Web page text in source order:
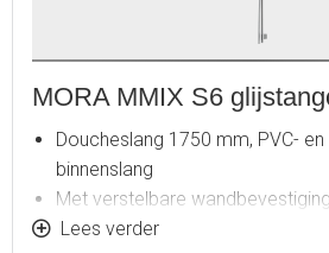
MORA MMIX S6
Doucheslang 1750 mm, PVC- en
binnenslang
Met verstelbare
bestaande schroefgaten
Lees verder